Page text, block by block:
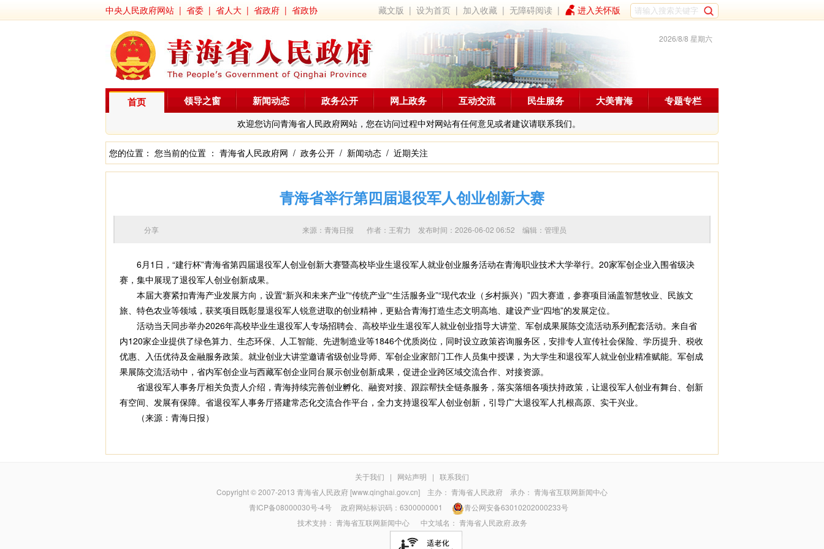
中央人民政府网站 | 省委 | 省人大 | 省政府 | 省政协 藏文版 |设为首页 | 加入收藏 |无障碍阅读 | 进入关怀版
2026/8/8 星期六
首页
欢迎您访问青海省人民政府网站，您在访问过程中对网站有任何意见或者建议请联系我们。
领导之窗 新闻动态 政务公开 网上政务 互动交流 民生服务 大美青海 专题专栏
您的位置： 您当前的位置 ： 青海省人民政府网 / 政务公开 / 新闻动态 / 近期关注
青海省举行第四届退役军人创业创新大赛
来源：青海日报 作者： 王宥力 发布时间：2026-06-02 06:52 编辑：管理员
分享
6月1日，“建行杯”青海省第四届退役军人创业创新大赛暨高校毕业生退役军人就业创业服务活动在青海职业技术大学举行。20家军创企业入围省级决
赛，集中展现了退役军人创业创新成果。
本届大赛紧扣青海产业发展方向，设置“新兴和未来产业”“传统产业”“生活服务业”“现代农业（乡村振兴）”四大赛道，参赛项目涵盖智慧牧业、民族文
旅、特色农业等领域，获奖项目既彰显退役军人锐意进取的创业精神，更贴合青海打造生态文明高地、建设产业“四地”的发展定位。
活动当天同步举办2026年高校毕业生退役军人专场招聘会、高校毕业生退役军人就业创业指导大讲堂、军创成果展陈交流活动系列配套活动。来自省
内120家企业提供了绿色算力、生态环保、人工智能、先进制造业等1846个优质岗位，同时设立政策咨询服务区，安排专人宣传社会保险、学历提升、税收
优惠、入伍优待及金融服务政策。就业创业大讲堂邀请省级创业导师、军创企业家部门工作人员集中授课，为大学生和退役军人就业创业精准赋能。军创成
果展陈交流活动中，省内军创企业与西藏军创企业同台展示创业创新成果，促进企业跨区域交流合作、对接资源。
省退役军人事务厅相关负责人介绍，青海持续完善创业孵化、融资对接、跟踪帮扶全链条服务，落实落细各项扶持政策，让退役军人创业有舞台、创新
有空间、发展有保障。省退役军人事务厅搭建常态化交流合作平台，全力支持退役军人创业创新，引导广大退役军人扎根高原、实干兴业。
（来源：青海日报）
关于我们 | 网站声明 | 联系我们
Copyright © 2007-2013 青海省人民政府 [www.qinghai.gov.cn] 主办： 青海省人民政府 承办： 青海省互联网新闻中心
青ICP备08000030号-4号政府网站标识码：6300000001
青公网安备63010202000233号
技术支持： 青海省互联网新闻中心中文域名： 青海省人民政府.政务